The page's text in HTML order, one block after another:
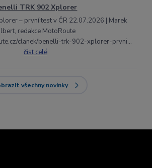
TRK 902 Xplorer
– první test v ČR 22.07.2026 | Marek
redakce MotoRoute
clanek/benelli-trk-902-xplorer-prvni...
číst celé
všechny novinky